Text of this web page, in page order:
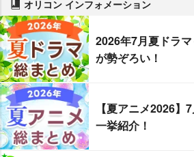
オリコン インフォメーション
2026年7月夏ドラ
が勢ぞろい！
【夏アニメ2026】
一挙紹介！